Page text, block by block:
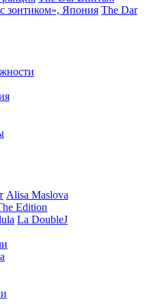
зонтиком», Япония The Dar
Alisa Maslova
Edition
La DoubleJ